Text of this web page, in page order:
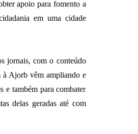
apoio para fomento a
em uma cidade
jornais, com o conteúdo
à Ajorb vêm ampliando e
e também para combater
delas geradas até com